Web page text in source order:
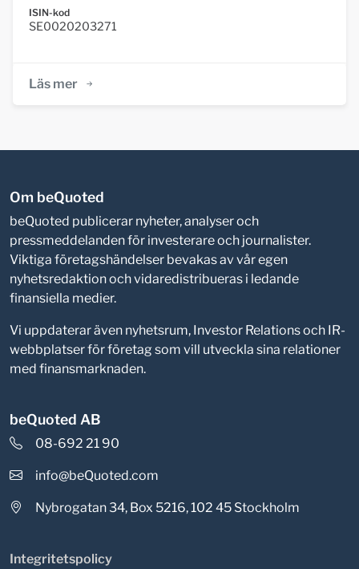
ISIN-kod
SE0020203271
Läs mer
Om beQuoted
beQuoted publicerar nyheter, analyser och
pressmeddelanden för investerare och journalister.
Viktiga företagshändelser bevakas av vår egen
nyhetsredaktion och vidaredistribueras i ledande
finansiella medier.
Vi uppdaterar även nyhetsrum, Investor Relations och IR-
webbplatser för företag som vill utveckla sina relationer
med finansmarknaden.
beQuoted AB
08-692 21 90
info@beQuoted.com
Nybrogatan 34, Box 5216, 102 45 Stockholm
Integritetspolicy